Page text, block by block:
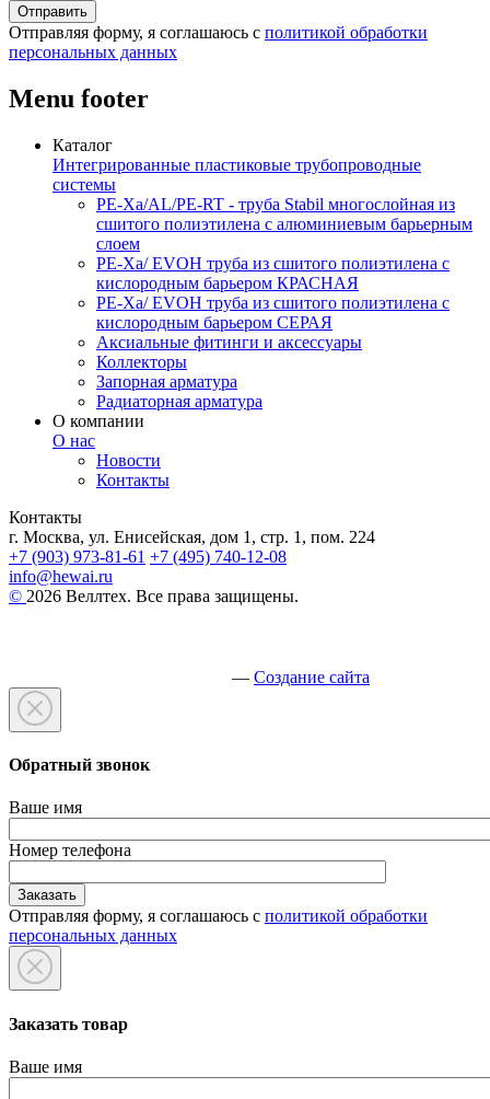
Отправляя форму, я соглашаюсь с политикой обработки
персональных данных
Menu footer
Каталог
Интегрированные пластиковые трубопроводные
системы
PE-Xa/AL/PE-RT - труба Stabil многослойная из
сшитого полиэтилена с алюминиевым барьерным
слоем
PE-Xa/ EVOH труба из сшитого полиэтилена с
кислородным барьером КРАСНАЯ
PE-Xa/ EVOH труба из сшитого полиэтилена с
кислородным барьером СЕРАЯ
Аксиальные фитинги и аксессуары
Коллекторы
Запорная арматура
Радиаторная арматура
О компании
О нас
Новости
Контакты
Контакты
г. Москва, ул. Енисейская, дом 1, стр. 1, пом. 224
+7 (903) 973-81-61 +7 (495) 740-12-08
info@hewai.ru
© 2026 Веллтех. Все права защищены.
— Создание сайта
Обратный звонок
Ваше имя
Номер телефона
Отправляя форму, я соглашаюсь с политикой обработки
персональных данных
Заказать товар
Ваше имя